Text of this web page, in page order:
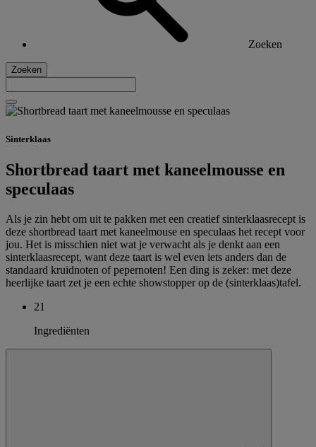
Zoeken
Zoeken
Sinterklaas
Shortbread taart met kaneelmousse en
speculaas
Als je zin hebt om uit te pakken met een creatief sinterklaasrecept is
deze shortbread taart met kaneelmouse en speculaas het recept voor
jou. Het is misschien niet wat je verwacht als je denkt aan een
sinterklaasrecept, want deze taart is wel even iets anders dan de
standaard kruidnoten of pepernoten! Een ding is zeker: met deze
heerlijke taart zet je een echte showstopper op de (sinterklaas)tafel.
21
Ingrediënten